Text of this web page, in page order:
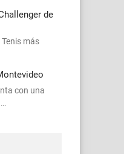
de
más
con una